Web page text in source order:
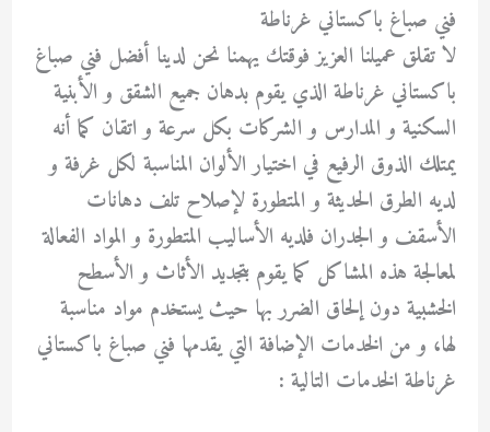
فني صباغ باكستاني غرناطة
لا تقلق عميلنا العزيز فوقتك يهمنا نحن لدينا أفضل فني صباغ
باكستاني غرناطة الذي يقوم بدهان جميع الشقق و الأبنية
السكنية و المدارس و الشركات بكل سرعة و اتقان كما أنه
يمتلك الذوق الرفيع في اختيار الألوان المناسبة لكل غرفة و
لديه الطرق الحديثة و المتطورة لإصلاح تلف دهانات
الأسقف و الجدران فلديه الأساليب المتطورة و المواد الفعالة
لمعالجة هذه المشاكل كما يقوم بتجديد الأثاث و الأسطح
الخشبية دون إلحاق الضرر بها حيث يستخدم مواد مناسبة
لها، و من الخدمات الإضافة التي يقدمها فني صباغ باكستاني
غرناطة الخدمات التالية :